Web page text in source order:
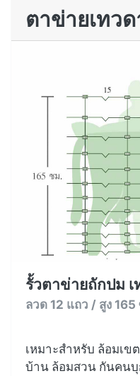
ตาข่ายเทว
รั้วตาข่ายถักปม
ลวด 12 แถว / สูง
เหมาะสำหรับ ล้อมเ
บ้าน ล้อมสวน กันคนบุ